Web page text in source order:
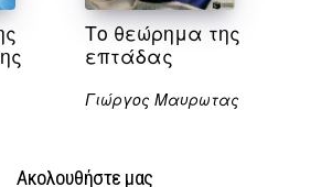
Το θεώρημα της
επτάδας
Γιώργος Μαυρωτας
Ακολουθήστε μας